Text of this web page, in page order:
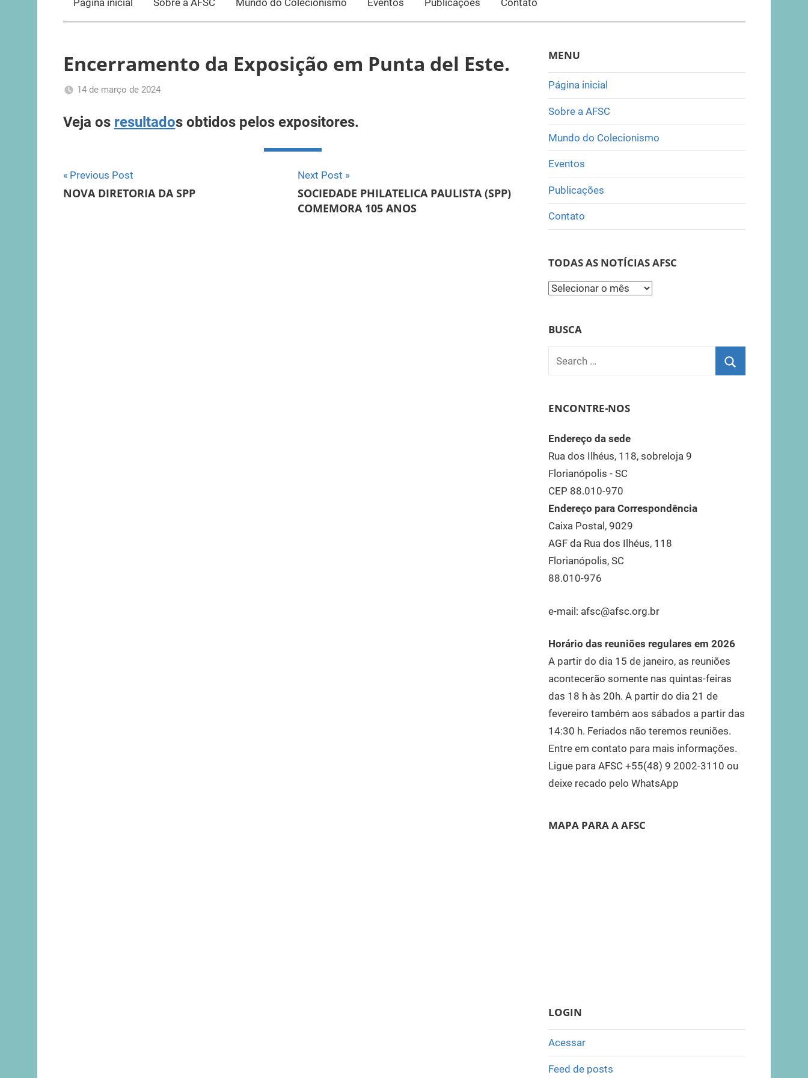
Página inicial Sobre a AFSC Mundo do Colecionismo Eventos Publicações Contato
Encerramento da Exposição em Punta del Este.
14 de março de 2024
Trauer
categoria
Veja os resultados obtidos pelos expositores.
Navegação
de
Previous Post
NOVA DIRETORIA DA SPP
Next Post
SOCIEDADE PHILATELICA PAULISTA (SPP)
COMEMORA 105 ANOS
MENU
Página inicial
Sobre a AFSC
Mundo do Colecionismo
Eventos
Publicações
Contato
TODAS AS NOTÍCIAS AFSC
Todas
BUSCA
Search
for:
ENCONTRE-NOS
Endereço da sede
Rua dos Ilhéus, 118, sobreloja 9
Florianópolis - SC
CEP 88.010-970
Endereço para Correspondência
Caixa Postal, 9029
AGF da Rua dos Ilhéus, 118
Florianópolis, SC
88.010-976
e-mail: afsc@afsc.org.br
Horário das reuniões regulares em 2026
A partir do dia 15 de janeiro, as reuniões
acontecerão somente nas quintas-feiras
das 18 h às 20h. A partir do dia 21 de
fevereiro também aos sábados a partir das
14:30 h. Feriados não teremos reuniões.
Entre em contato para mais informações.
Ligue para AFSC +55(48) 9 2002-3110 ou
deixe recado pelo WhatsApp
MAPA PARA A AFSC
LOGIN
Acessar
Feed de posts